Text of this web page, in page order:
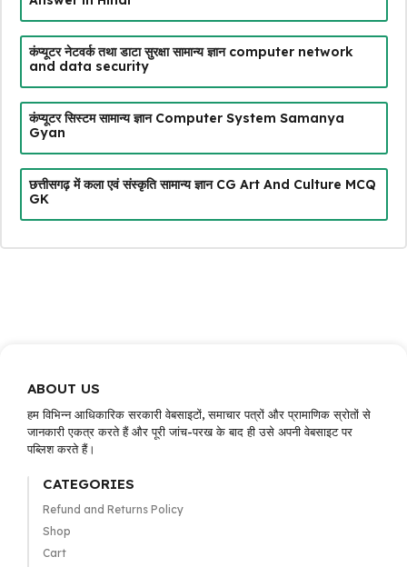
कंप्यूटर नेटवर्क तथा डाटा सुरक्षा सामान्य ज्ञान computer network
and data security
कंप्यूटर सिस्टम सामान्य ज्ञान Computer System Samanya
Gyan
छत्तीसगढ़ में कला एवं संस्कृति सामान्य ज्ञान CG Art And Culture MCQ
GK
ABOUT US
हम विभिन्न आधिकारिक सरकारी वेबसाइटों, समाचार पत्रों और प्रामाणिक स्रोतों से
जानकारी एकत्र करते हैं और पूरी जांच-परख के बाद ही उसे अपनी वेबसाइट पर
पब्लिश करते हैं।
CATEGORIES
Refund and Returns Policy
Shop
Cart